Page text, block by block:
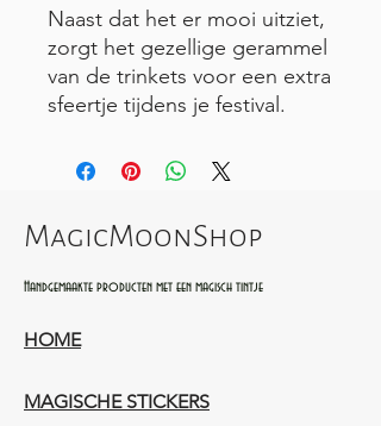
Naast dat het er mooi uitziet,
zorgt het gezellige gerammel
van de trinkets voor een extra
sfeertje tijdens je festival.
MagicMoonShop
Handgemaakte producten met een magisch tintje
HOME
MAGISCHE STICKERS